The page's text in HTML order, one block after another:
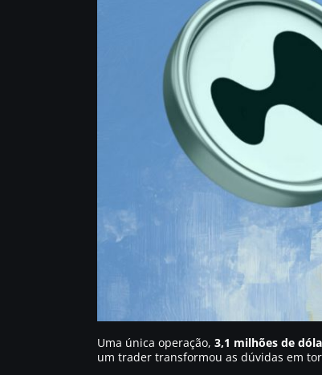
Uma única operação, 3,1 milhões de
um trader transformou as dúvidas em